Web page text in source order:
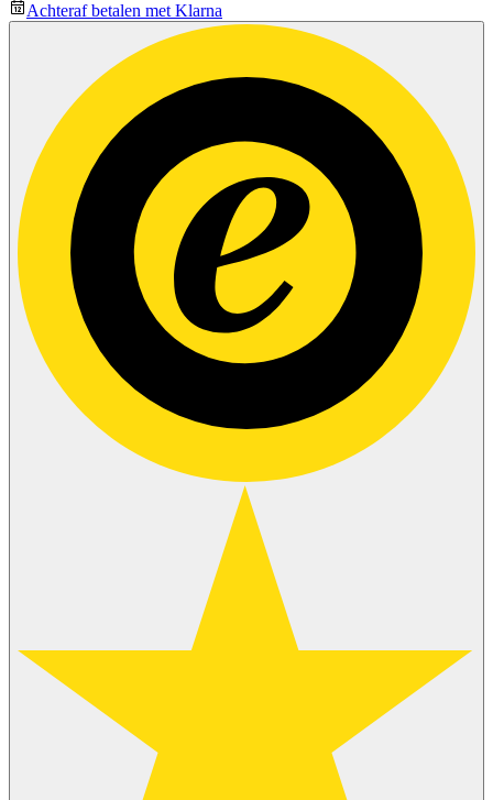
Achteraf betalen met Klarna